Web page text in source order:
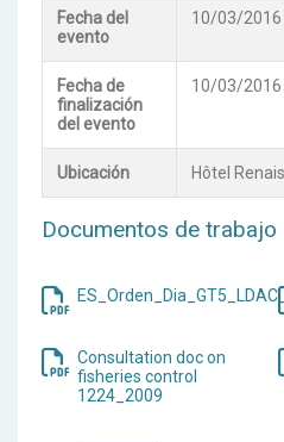
Documentos de trabajo
Consultation doc on
fisheries control
1224_2009
Fecha del
evento
10/03/2016
Fecha de
finalización
del evento
10/03/2016
Ubicación Hôtel